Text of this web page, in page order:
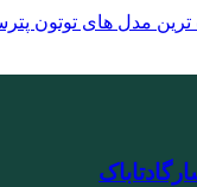
مدل های توتون